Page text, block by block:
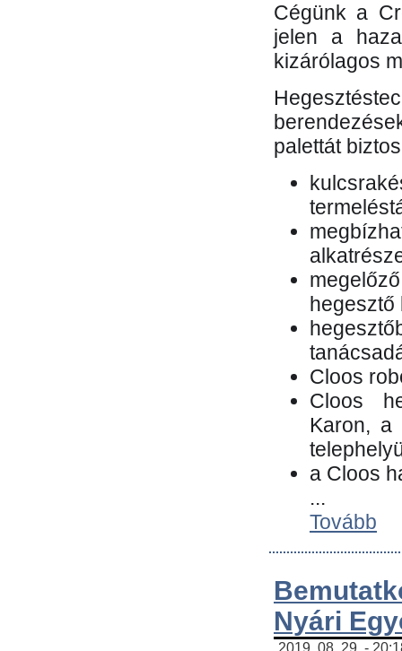
Cégünk a
jelen a
kizárólagos
palettát
hegesztő
Cloos
Cloos
Karon, a
a Cloos
...
Tovább
Nyári
2019. 08. 29. -